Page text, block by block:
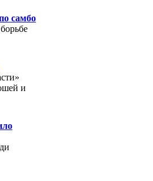
самбо
и